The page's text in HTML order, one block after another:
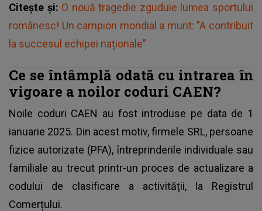
Citește și: O nouă tragedie zguduie lumea sportului
românesc! Un campion mondial a murit: "A contribuit
la succesul echipei naționale"
Ce se întâmplă odată cu intrarea în
vigoare a noilor coduri CAEN?
Noile coduri CAEN au fost introduse pe data de 1
ianuarie 2025. Din acest motiv, firmele SRL, persoane
fizice autorizate (PFA), întreprinderile individuale sau
familiale au trecut printr-un proces de actualizare a
codului de clasificare a activității, la Registrul
Comerțului.